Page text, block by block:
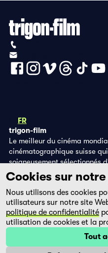
FR
trigon-film
Le meilleur du cinéma
cinématographique suisse
soigneusement sélectionnés
d'Afrique et d'Europe de l'Est,
grâce à ses propres éditions
streaming filmingo.
Cookies sur
Nous utilisons des cookies
utilisateurs sur notre site
politique de confidentialité
utilisation de cookies et la
Tout